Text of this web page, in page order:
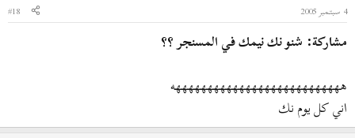
4 سبتمبر 2005
#18
مشاركة: شنو نك نيمك في المسنجر ؟؟
هههههههههههههههههههههههههههه
اني كل يوم نك